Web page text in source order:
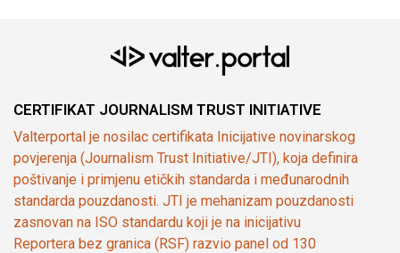
CERTIFIKAT JOURNALISM TRUST INITIATIVE
Valterportal je nosilac certifikata Inicijative novinarskog
povjerenja (Journalism Trust Initiative/JTI), koja definira
poštivanje i primjenu etičkih standarda i međunarodnih
standarda pouzdanosti. JTI je mehanizam pouzdanosti
zasnovan na ISO standardu koji je na inicijativu
Reportera bez granica (RSF) razvio panel od 130